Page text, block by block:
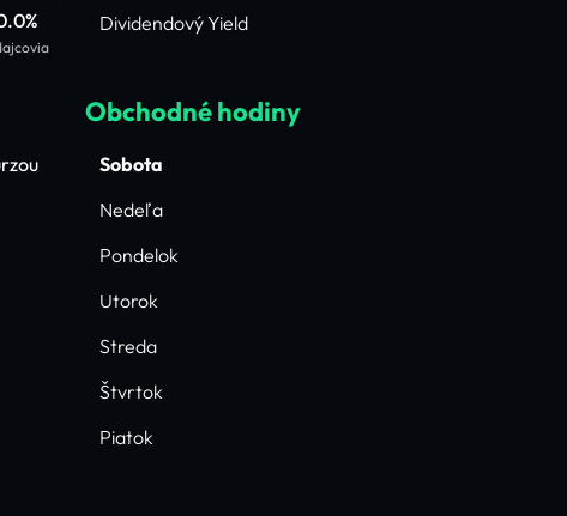
Dividendový Yield
Obchodné hodiny
Sobota
Nedeľa
Pondelok
Utorok
Streda
Štvrtok
Piatok